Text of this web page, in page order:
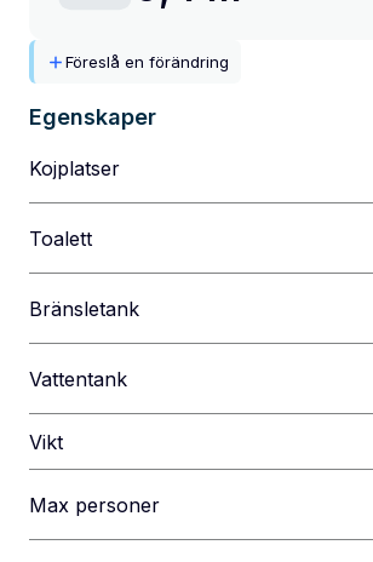
Föreslå en förändring
Egenskaper
Kojplatser
Toalett
Bränsletank
Vattentank
Vikt
Max personer